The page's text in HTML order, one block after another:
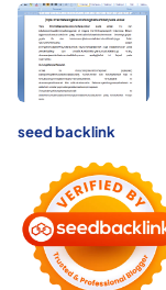
seed backlink